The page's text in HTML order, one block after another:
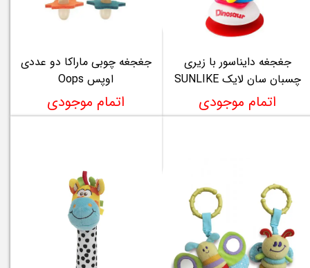
جغجغه دایناسور با زیری
چسبان سان لایک SUNLIKE
اتمام موجودی
جغجغه چوبی ماراکا دو عددی
اوپس Oops
اتمام موجودی